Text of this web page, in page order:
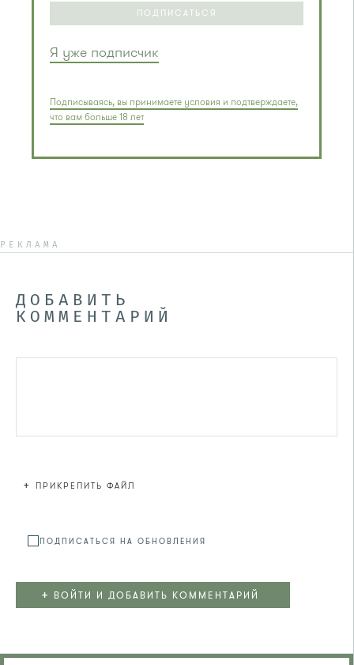
ПОДПИСАТЬСЯ
Я уже подписчик
Подписываясь, вы принимаете условия и подтверждаете,
что вам больше 18 лет
РЕКЛАМА
ДОБАВИТЬ
КОММЕНТАРИЙ
+ ПРИКРЕПИТЬ ФАЙЛ
ПОДПИСАТЬСЯ НА ОБНОВЛЕНИЯ
+ ВОЙТИ И ДОБАВИТЬ КОММЕНТАРИЙ